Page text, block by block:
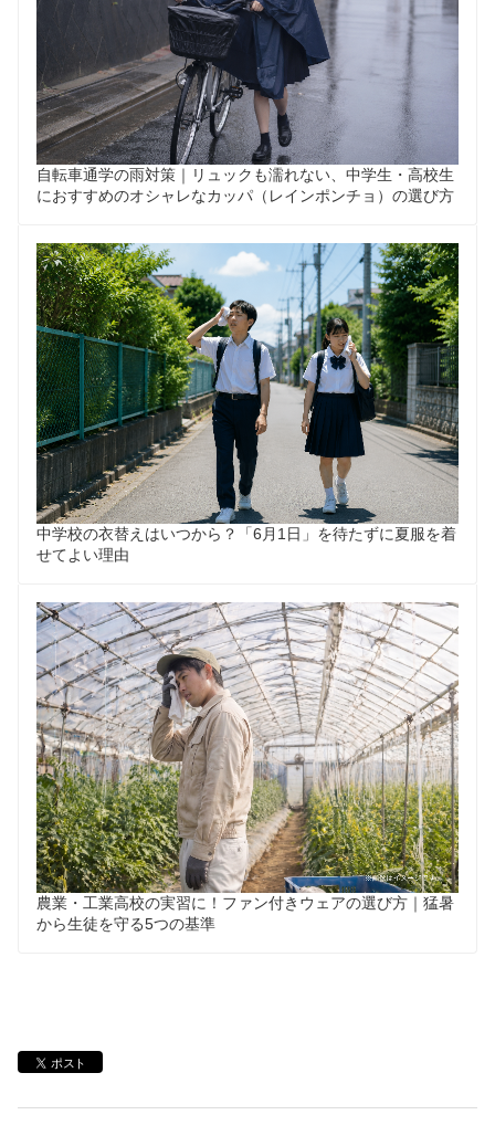
自転車通学の雨対策｜リュックも濡れない、中学生・高校生
におすすめのオシャレなカッパ（レインポンチョ）の選び方
中学校の衣替えはいつから？「6月1日」を待たずに夏服を着
せてよい理由
農業・工業高校の実習に！ファン付きウェアの選び方｜猛暑
から生徒を守る5つの基準